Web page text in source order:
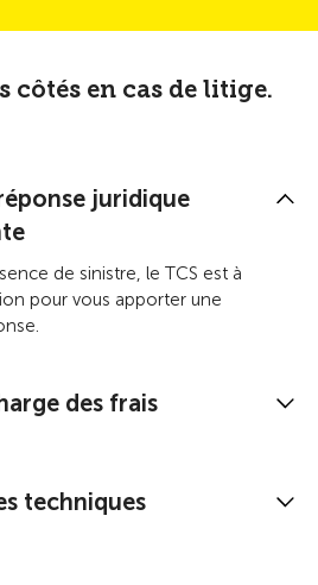
côtés en cas de litige.
juridique
de sinistre, le TCS est à
pour vous apporter une
des frais
techniques